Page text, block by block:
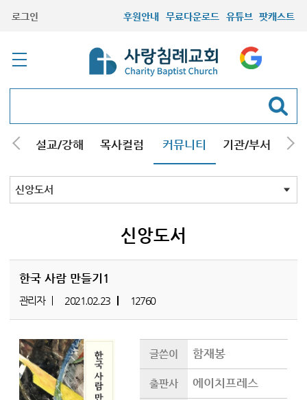
로그인 후원안내 무료다운로드 유튜브 팟캐스트
내 설교/강해 목사컬럼 커뮤니티 기관/부서 선
최근등록자료
자유게시판
교회소식
성도컬럼
새가족사진
새가족가이드
포토앨범
찬양쉼터
신앙도서
신앙도서
한국 사람 만들기1
관리자 2021.02.23 12760
글쓴이 함재봉
출판사 에이치프레스